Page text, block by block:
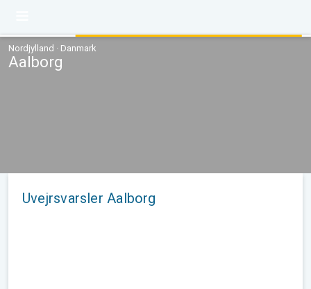
Nordjylland · Danmark
Aalborg
Uvejrsvarsler Aalborg